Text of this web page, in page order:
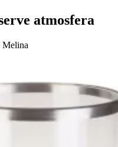
atmosfera
Melina